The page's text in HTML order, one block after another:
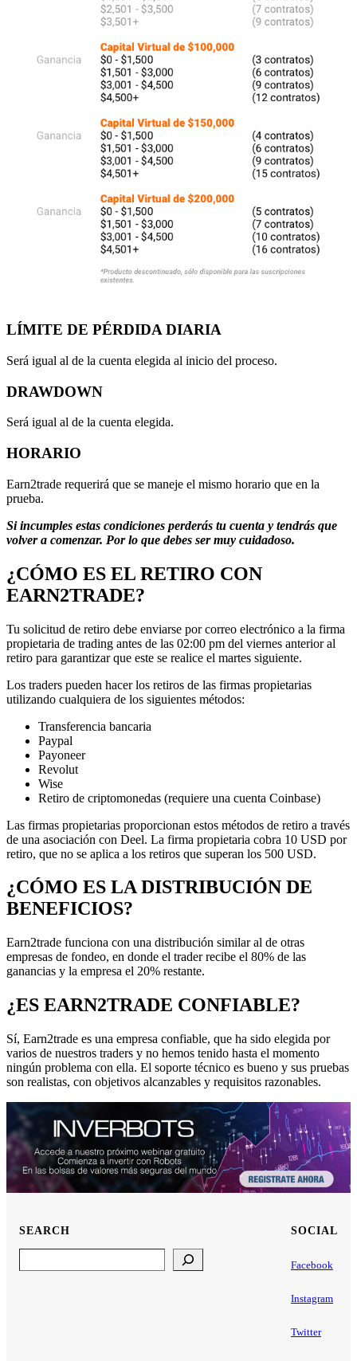
LÍMITE DE PÉRDIDA DIARIA
Será igual al de la cuenta elegida al inicio del proceso.
DRAWDOWN
Será igual al de la cuenta elegida.
HORARIO
Earn2trade requerirá que se maneje el mismo horario que en la
prueba.
Si incumples estas condiciones perderás tu cuenta y tendrás que
volver a comenzar. Por lo que debes ser muy cuidadoso.
¿CÓMO ES EL RETIRO CON
EARN2TRADE?
Tu solicitud de retiro debe enviarse por correo electrónico a la firma
propietaria de trading antes de las 02:00 pm del viernes anterior al
retiro para garantizar que este se realice el martes siguiente.
Los traders pueden hacer los retiros de las firmas propietarias
utilizando cualquiera de los siguientes métodos:
Transferencia bancaria
Paypal
Payoneer
Revolut
Wise
Retiro de criptomonedas (requiere una cuenta Coinbase)
Las firmas propietarias proporcionan estos métodos de retiro a través
de una asociación con Deel. La firma propietaria cobra 10 USD por
retiro, que no se aplica a los retiros que superan los 500 USD.
¿CÓMO ES LA DISTRIBUCIÓN DE
BENEFICIOS?
Earn2trade funciona con una distribución similar al de otras
empresas de fondeo, en donde el trader recibe el 80% de las
ganancias y la empresa el 20% restante.
¿ES EARN2TRADE CONFIABLE?
Sí, Earn2trade es una empresa confiable, que ha sido elegida por
varios de nuestros traders y no hemos tenido hasta el momento
ningún problema con ella. El soporte técnico es bueno y sus pruebas
son realistas, con objetivos alcanzables y requisitos razonables.
SEARCH SOCIAL
Facebook
Instagram
Twitter